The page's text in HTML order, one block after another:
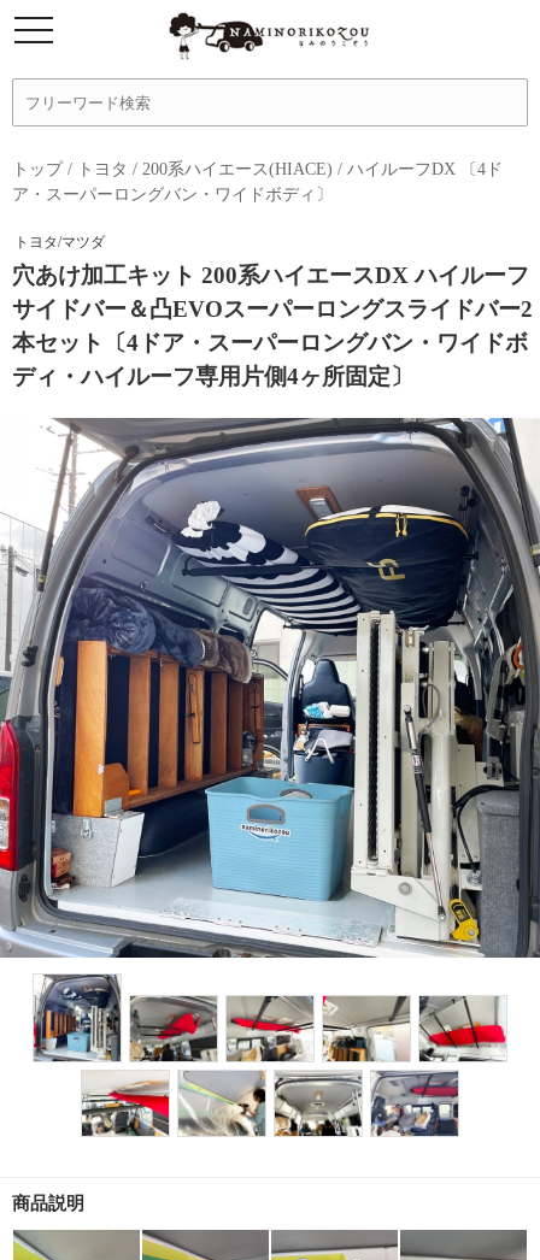
トップ/ トヨタ / 200系ハイエース(HIACE) / ハイルーフDX 〔4ド
ア・スーパーロングバン・ワイドボディ〕
トヨタ/マツダ
穴あけ加工キット 200系ハイエースDX ハイルーフ
サイドバー＆凸EVOスーパーロングスライドバー2
本セット〔4ドア・スーパーロングバン・ワイドボ
ディ・ハイルーフ専用片側4ヶ所固定〕
商品説明